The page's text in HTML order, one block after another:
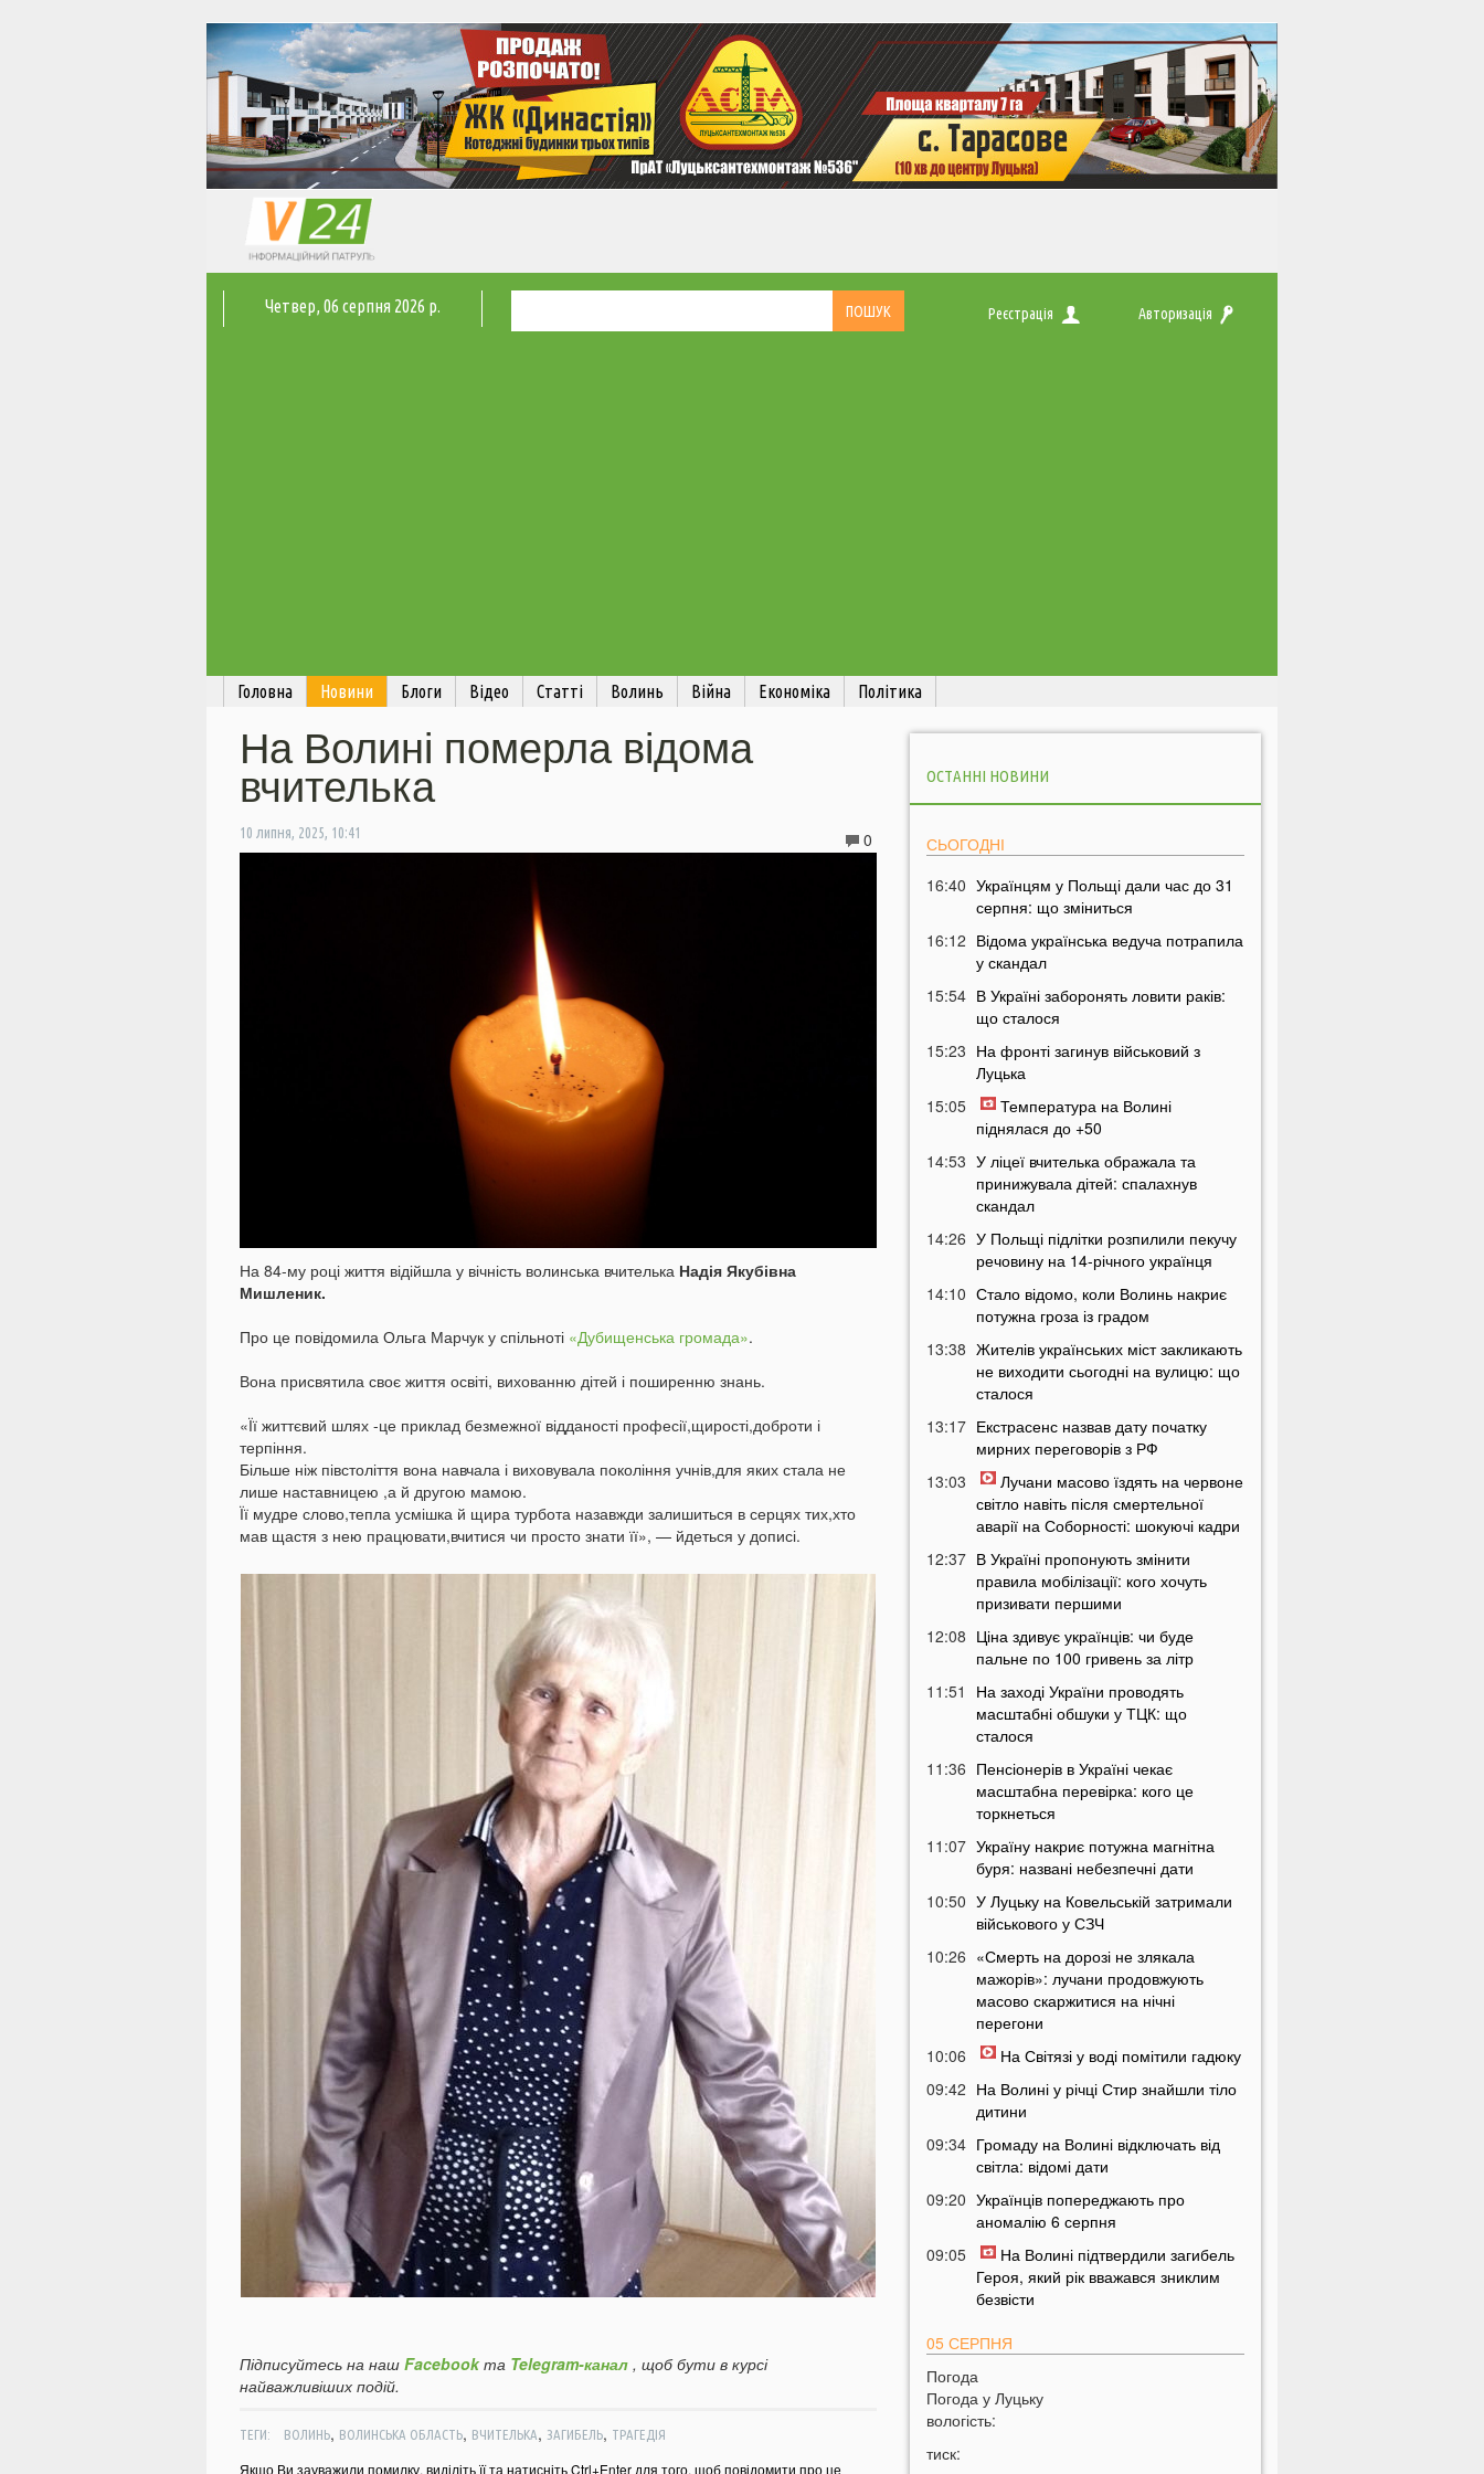
Четвер, 06 серпня 2026 р. Реєстрація Авторизація
Головна Новини Блоги Відео Статті Волинь Війна Економіка Політика
На Волині померла відома
вчителька
10 липня, 2025, 10:41 0
На 84-му році життя відійшла у вічність волинська вчителька Надія Якубівна
Мишленик.
Про це повідомила Ольга Марчук у спільноті «Дубищенська громада».
Вона присвятила своє життя освіті, вихованню дітей і поширенню знань.
«Її життєвий шлях -це приклад безмежної відданості професії,щирості,доброти і
терпіння.
Більше ніж півстоліття вона навчала і виховувала покоління учнів,для яких стала не
лише наставницею ,а й другою мамою.
Її мудре слово,тепла усмішка й щира турбота назавжди залишиться в серцях тих,хто
мав щастя з нею працювати,вчитися чи просто знати її», — йдеться у дописі.
Підписуйтесь на наш Facebookта Telegram-канал , щоб бути в курсі
найважливіших подій.
ТЕГИ: ВОЛИНЬ, ВОЛИНСЬКА ОБЛАСТЬ, ВЧИТЕЛЬКА, ЗАГИБЕЛЬ, ТРАГЕДІЯ
Якщо Ви зауважили помилку, виділіть її та натисніть Ctrl+Enter для того, щоб повідомити про це
ОСТАННІ НОВИНИ
СЬОГОДНІ
16:40 Українцям у Польщі дали час до 31
серпня: що зміниться
16:12 Відома українська ведуча потрапила
у скандал
15:54 В Україні заборонять ловити раків:
що сталося
15:23 На фронті загинув військовий з
Луцька
15:05
Температура на Волині
піднялася до +50
14:53 У ліцеї вчителька ображала та
принижувала дітей: спалахнув
скандал
14:26 У Польщі підлітки розпилили пекучу
речовину на 14-річного українця
14:10 Стало відомо, коли Волинь накриє
потужна гроза із градом
13:38 Жителів українських міст закликають
не виходити сьогодні на вулицю: що
сталося
13:17 Екстрасенс назвав дату початку
мирних переговорів з РФ
13:03
Лучани масово їздять на червоне
світло навіть після смертельної
аварії на Соборності: шокуючі кадри
12:37 В Україні пропонують змінити
правила мобілізації: кого хочуть
призивати першими
12:08 Ціна здивує українців: чи буде
пальне по 100 гривень за літр
11:51
На заході України проводять
масштабні обшуки у ТЦК: що
сталося
11:36 Пенсіонерів в Україні чекає
масштабна перевірка: кого це
торкнеться
11:07 Україну накриє потужна магнітна
буря: названі небезпечні дати
10:50 У Луцьку на Ковельській затримали
військового у СЗЧ
10:26 «Смерть на дорозі не злякала
мажорів»: лучани продовжують
масово скаржитися на нічні
перегони
10:06
На Світязі у воді помітили гадюку
09:42 На Волині у річці Стир знайшли тіло
дитини
09:34 Громаду на Волині відключать від
світла: відомі дати
09:20 Українців попереджають про
аномалію 6 серпня
09:05
На Волині підтвердили загибель
Героя, який рік вважався зниклим
безвісти
05 СЕРПНЯ
21:32 У Луцьку зафіксували аномалію
20:21 Ці продукти потрібно викинути через
Погода
Погода у Луцьку
вологість:
тиск: